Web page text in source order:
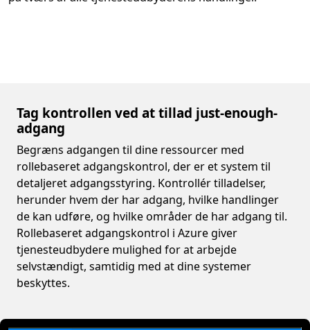
Tag kontrollen ved at tillad just-enough-
adgang
Begræns adgangen til dine ressourcer med
rollebaseret adgangskontrol, der er et system til
detaljeret adgangsstyring. Kontrollér tilladelser,
herunder hvem der har adgang, hvilke handlinger
de kan udføre, og hvilke områder de har adgang til.
Rollebaseret adgangskontrol i Azure giver
tjenesteudbydere mulighed for at arbejde
selvstændigt, samtidig med at dine systemer
beskyttes.